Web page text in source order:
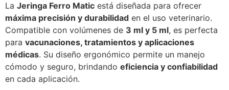
La Jeringa Ferro Matic está diseñada para ofrecer
máxima precisión y durabilidad en el uso veterinario.
Compatible con volúmenes de 3 ml y 5 ml, es perfecta
para vacunaciones, tratamientos y aplicaciones
médicas. Su diseño ergonómico permite un manejo
cómodo y seguro, brindando eficiencia y confiabilidad
en cada aplicación.